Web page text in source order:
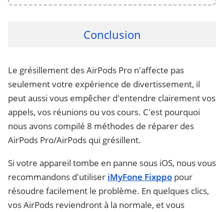
Conclusion
Le grésillement des AirPods Pro n'affecte pas
seulement votre expérience de divertissement, il
peut aussi vous empêcher d'entendre clairement vos
appels, vos réunions ou vos cours. C'est pourquoi
nous avons compilé 8 méthodes de réparer des
AirPods Pro/AirPods qui grésillent.
Si votre appareil tombe en panne sous iOS, nous vous
recommandons d'utiliser iMyFone Fixppo pour
résoudre facilement le problème. En quelques clics,
vos AirPods reviendront à la normale, et vous